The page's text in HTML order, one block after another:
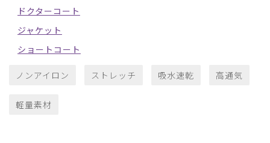
ドクターコート
ジャケット
ショートコート
ノンアイロン ストレッチ 吸水速乾 高通気
軽量素材